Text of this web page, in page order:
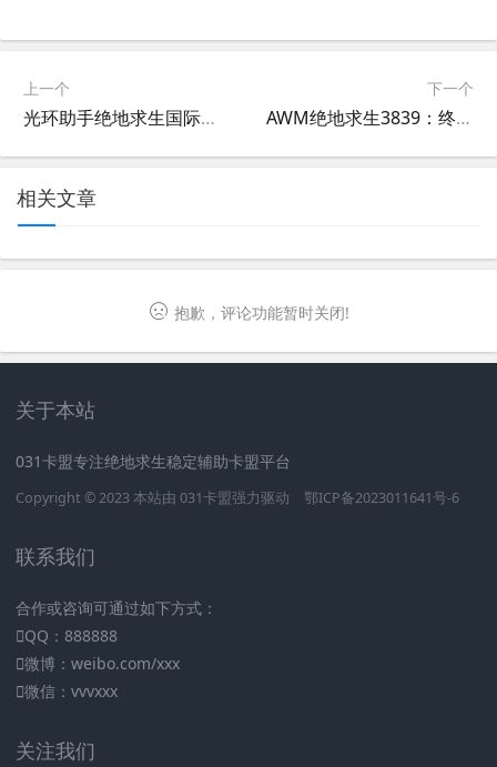
上一个
光环助手绝地求生国际服攻略-使用光环助手提升绝地求生国际服游戏体验
下一个
AWM绝地求生3839：终极枪战体验-AWM绝地求生3839游戏攻略与实战技巧
相关文章
抱歉，评论功能暂时关闭!
关于本站
031卡盟专注绝地求生稳定辅助卡盟平台
Copyright © 2023 本站由 031卡盟强力驱动 鄂ICP备2023011641号-6
联系我们
合作或咨询可通过如下方式：
QQ：888888
微博：weibo.com/xxx
微信：vvvxxx
关注我们